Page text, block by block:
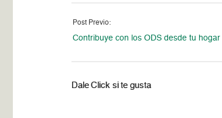
Post Previo:
Contribuye con los ODS desde tu
Dale Click si te gusta